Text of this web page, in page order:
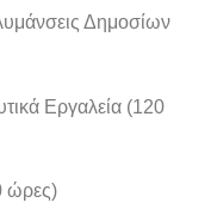
Δημοσίων
Εργαλεία (120
ώρες)